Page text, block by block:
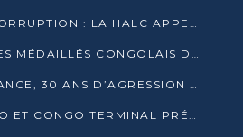
LUTTE CONTRE LA CORRUPTION : LA HALC APPELLE À PASSER DES DISCOURS AUX ACTES
LA SNPC CÉLÈBRE LES MÉDAILLÉS CONGOLAIS DES OLYMPIADES PANAFRICAINES DE MATHÉMATIQUES 2026
66 ANS D’INDÉPENDANCE, 30 ANS D’AGRESSION RWANDAISE : 4 PRÉSIDENCES, UN ÉCHEC COLLECTIF
EMPLOI : AGL CONGO ET CONGO TERMINAL PRÉSÉLECTIONNENT PLUS DE 70 JEUNES À POINTE-NOIRE